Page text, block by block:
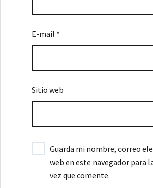
E-mail *
Sitio web
Guarda mi nombre, correo
web en este navegador para
vez que comente.